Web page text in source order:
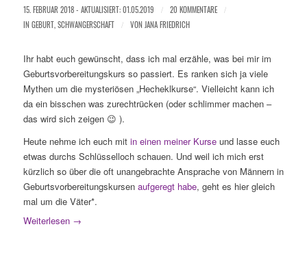
15. FEBRUAR 2018 - AKTUALISIERT: 01.05.2019 / 20 KOMMENTARE
/
IN GEBURT,SCHWANGERSCHAFT / VON JANA FRIEDRICH
Ihr habt euch gewünscht, dass ich mal erzähle, was bei mir im
Geburtsvorbereitungskurs so passiert. Es ranken sich ja viele
Mythen um die mysteriösen „Hecheklkurse“. Vielleicht kann ich
da ein bisschen was zurechtrücken (oder schlimmer machen –
das wird sich zeigen 😉 ).
Heute nehme ich euch mit in einen meiner Kurseund lasse euch
etwas durchs Schlüsselloch schauen. Und weil ich mich erst
kürzlich so über die oft unangebrachte Ansprache von Männern in
Geburtsvorbereitungskursen aufgeregt habe, geht es hier gleich
mal um die Väter*.
Weiterlesen→